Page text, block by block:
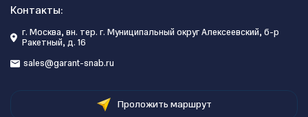
Контакты:
г. Москва, вн. тер. г. Муниципальный округ Алексеевский, б-р
Ракетный, д. 16
sales@garant-snab.ru
Проложить маршрут